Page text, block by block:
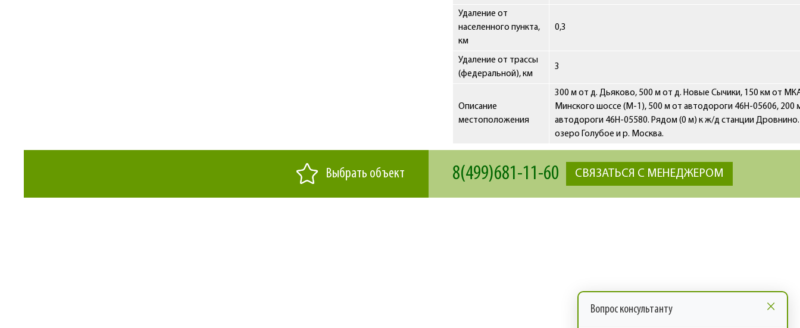
Удаление от
населенного пункта,
км
0,3
Удаление от трассы
(федеральной), км
3
Описание
местоположения
300 м от д. Дьяково, 500 м от д. Новые Сычики, 150 км от
Минского шоссе (М-1), 500 м от автодороги 46Н-05606, 200
автодороги 46Н-05580. Рядом (0 м) к ж/д станции
озеро Голубое и р. Москва.
Выбрать объект 8(499)681-11-60 СВЯЗАТЬСЯ С МЕНЕДЖЕРОМ
Вопрос консультанту ×